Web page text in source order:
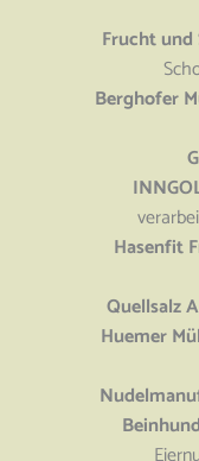
Frucht und
Berghofer
Hasenfit
Quellsalz
Huemer